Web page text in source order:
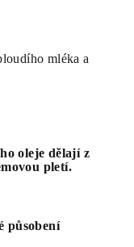
mléka a
oleje dělají z
pletí.
působení